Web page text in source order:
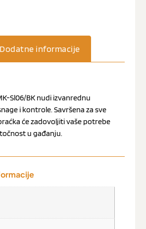
Dodatne informacije
Sl06/BK nudi izvanrednu
i kontrole. Savršena za sve
će zadovoljiti vaše potrebe
u gađanju.